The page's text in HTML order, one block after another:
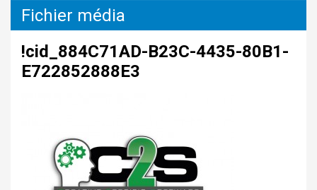
TECHNOPARC
…EN QUELQUES CHIFFRES
LE BUREAU DE L’ASL
ENTREPRISES
ANNONCES
Fichier média
!cid_884C71AD-B23C-4435-80B1-
E722852888E3